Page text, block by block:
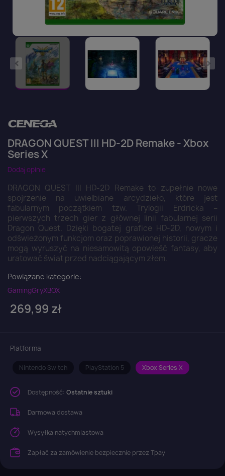
DRAGON QUEST III HD-2D Remake - Xbox
Series X
Dodaj opinie
DRAGON QUEST III HD-2D Remake to zupełnie nowe
spojrzenie na uwielbiane arcydzieło, które jest
fabularnym początkiem tzw. Trylogii Erdricka –
pierwszych trzech gier z głównej linii fabularnej serii
Dragon Quest. Dzięki bogatej grafice HD-2D, nowym i
odświeżonym funkcjom oraz poprawionej historii, gracze
mogą wyruszyć na niesamowitą opowieść fantasy, aby
uratować świat przed nadciągającym złem.
Powiązane kategorie:
GamingGryXBOX
269,99 zł
Platforma
Nintendo Switch PlayStation 5 Xbox Series X
Dostępność: Ostatnie sztuki
Darmowa dostawa
Wysyłka natychmiastowa
Zapłać za zamówienie bezpiecznie przez Tpay